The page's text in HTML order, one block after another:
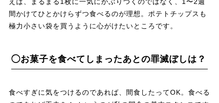
間かけてひとかけらずつ食べるのが理想。ポテトチップスも
極力小さい袋を買うように心がけたいところです。
◯お菓子を食べてしまったあとの罪滅ぼしは？
食べすぎに気をつけるのであれば、間食したってOK。食べる